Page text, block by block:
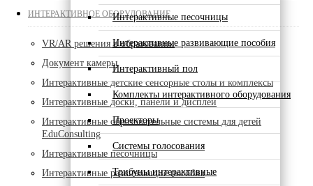
Интерактивные песочницы
Интерактивные развивающие пособия
Интерактивный пол
Комплекты интерактивного оборудования
Проекторы
Системы голосования
Трибуны интерактивные
ИНТЕРАКТИВНОЕ ОБОРУДОВАНИЕ
VR/AR решения в образовании
Документ камеры
Интерактивные детские сенсорные столы и комплексы
Интерактивные доски, панели и дисплеи
Интерактивные образовательные системы для детей
EduConsulting
Интерактивные песочницы
Интерактивные развивающие пособия